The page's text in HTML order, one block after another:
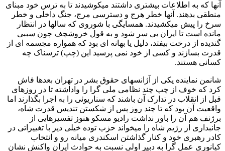
آنها که به اطلاعات بیشتری داشتند میکوشیدند تا به ترس خود مبنای
منطقی بدهند. آنها خطر هرج و دسترسی مرج، جنگ داخلی و خطر
سرخ را پیش میکشیدند. همسایگی با شوروی که سالها در انتظار
مانده است تا ایران بی سر شود و به قول خروشچف چون سببی
گندیده از درخت بیفتد، دلیل یا بهانه ای بود که همواره مجسمه ای از
قدرت بسازند و کسی از خود نمی پرسید این (چپ) ترسناک چه
کسانی هستند.
شانمن نماینده یکی از آژانسهای حقوق بشر در تهران بعدها فاش
کرد که خوف از چپ چند نظامی ملی گرا را واداشته تا در روزهای
قبل از انقلاب در تدارک آن باشند که سناریوئی را به اجرا بگذارند اما
واقعیت آن بود که تا چند روز پس از شکستن تندیس قدرت شاه،
برژنف هم آن را باور نداشت رادیو مسکو هنوز تفسیرهایی از
جانبداری از رژیم شاه را میخواند حزب توده خیلی دیر با تغییراتی در
کادر رهبری خود و کنار گذاشتن اسکندری میانه رو و انتخاب
کیانوری عمل گرا به دبیر اولی نسبت به حوادث ایران واکنش نشان